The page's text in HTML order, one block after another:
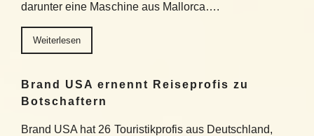
darunter eine Maschine aus Mallorca….
Weiterlesen
Brand USA ernennt Reiseprofis zu
Botschaftern
Brand USA hat 26 Touristikprofis aus Deutschland,